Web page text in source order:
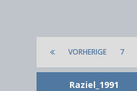
VORHERIGE 7
Raziel_1991